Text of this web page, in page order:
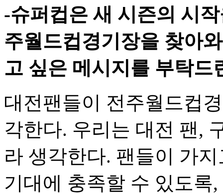
-슈퍼컵은 새 시즌의 시
주월드컵경기장을 찾아
고 싶은 메시지를 부탁드
대전팬들이 전주월드컵
각한다. 우리는 대전 팬,
라 생각한다. 팬들이 가
기대에 충족할 수 있도록